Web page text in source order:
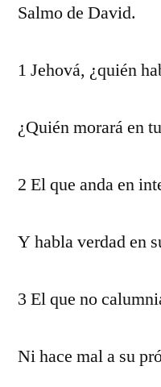
Salmo de David.
1 Jehová, ¿quién
¿Quién morará en
2 El que anda en
Y habla verdad en
3 El que no
Ni hace mal a su